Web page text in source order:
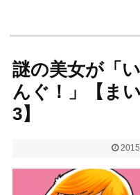
謎の美女が「
んぐ！」【ま
3】